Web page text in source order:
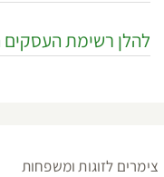
להלן רשימת העסקים
צימרים לזוגות ומשפחות